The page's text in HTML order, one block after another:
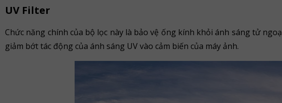
UV Filter
Chức năng chính của bộ lọc này là bảo vệ ống kính khỏi ánh sáng tử
giảm bớt tác động của ánh sáng UV vào cảm biến của máy ảnh.